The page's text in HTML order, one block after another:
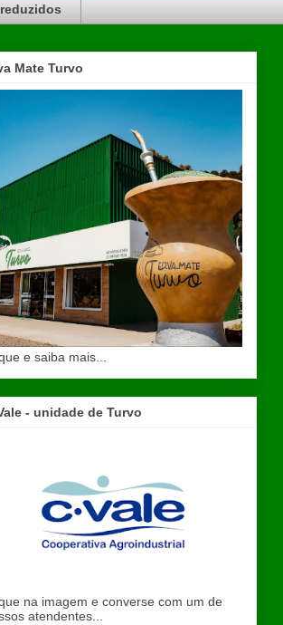
Mate Turvo
e saiba mais...
- unidade de Turvo
na imagem e converse com um de
atendentes...